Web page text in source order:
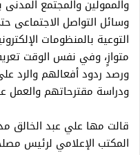
والممولين والمجتمع
وسائل التواصل
التوعية بالمنظومات
متوازٍ، وفي نفس الوقت
ورصد ردود أفعالهم والرد
ودراسة مقترحاتهم والعمل
قالت مها علي عبد الخالق
المكتب الإعلامي لرئيس